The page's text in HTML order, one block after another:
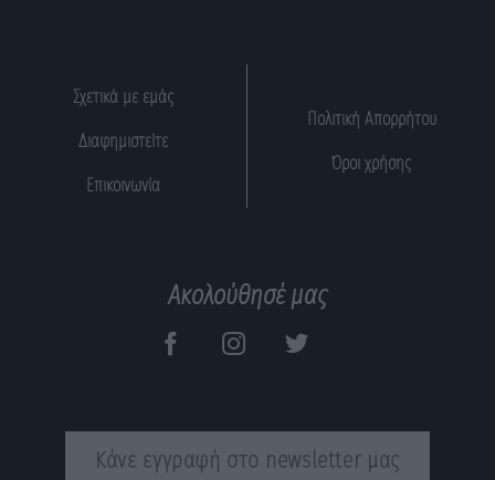
Σχετικά με εμάς
Διαφημιστείτε
Επικοινωνία
Πολιτική Απορρήτου
Όροι χρήσης
Ακολούθησέ μας
Κάνε εγγραφή στο newsletter μας